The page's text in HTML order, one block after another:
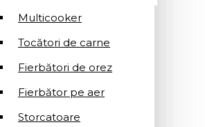
Multicooker
Tocători de carne
Fierbători de orez
Fierbător pe aer
Storcatoare